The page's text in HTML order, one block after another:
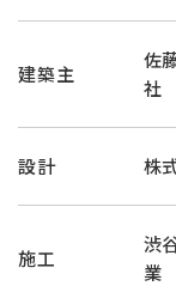
建築主
佐
社
設計 株
施工
渋
業